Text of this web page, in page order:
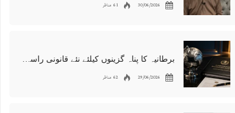
30/06/2026 61 مناظر
29/06/2026 62 مناظر